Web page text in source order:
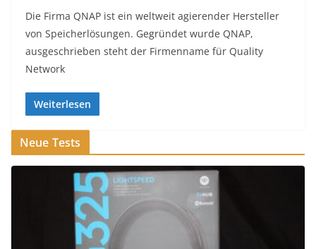
Die Firma QNAP ist ein weltweit agierender Hersteller
von Speicherlösungen. Gegründet wurde QNAP,
ausgeschrieben steht der Firmenname für Quality
Network
Weiterlesen
Neue Tests